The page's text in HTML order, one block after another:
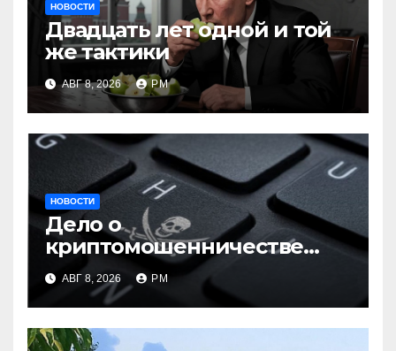
НОВОСТИ
Двадцать лет одной и той
же тактики
АВГ 8, 2026 РМ
НОВОСТИ
Дело о
криптомошенничестве
оборачивают в содействие
терроризму
АВГ 8, 2026 РМ